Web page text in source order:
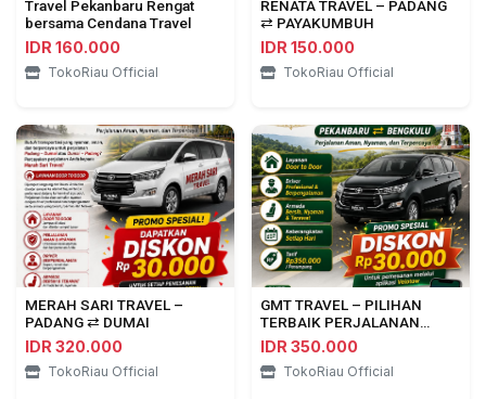
Travel Pekanbaru Rengat
bersama Cendana Travel
IDR 160.000
TokoRiau Official
RENATA TRAVEL – PADANG
⇄ PAYAKUMBUH
IDR 150.000
TokoRiau Official
MERAH SARI TRAVEL –
PADANG ⇄ DUMAI
IDR 320.000
TokoRiau Official
GMT TRAVEL – PILIHAN
TERBAIK PERJALANAN
PEKANBARU ⇄ BENGKULU
IDR 350.000
TokoRiau Official